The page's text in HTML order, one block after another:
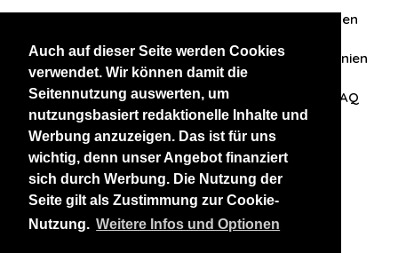
Auch auf dieser Seite werden Cookies
verwendet. Wir können damit die
Seitennutzung auswerten, um
nutzungsbasiert redaktionelle Inhalte und
Werbung anzuzeigen. Das ist für uns
wichtig, denn unser Angebot finanziert
sich durch Werbung. Die Nutzung der
Seite gilt als Zustimmung zur Cookie-
Nutzung. Weitere Infos und Optionen
Zuschriften/Erfahrungen
Datenschutzerklärung AGB Datenschutzrichtlinien
Nehmen Sie Kontakt mit uns auf FAQ
Unsere anderen Websites
BlackAndBeauties RussianKisses